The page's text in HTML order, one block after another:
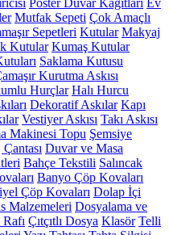
Poster Duvar Kağıtları Ev
Mutfak Sepeti Çok Amaçlı
Sepetleri Kutular Makyaj
Kutular Kumaş Kutular
Saklama Kutusu
Kurutma Askısı
Hurçlar Halı Hurcu
Dekoratif Askılar Kapı
Vestiyer Askısı Takı Askısı
Makinesi Topu Şemsiye
Duvar ve Masa
Bahçe Tekstili Salıncak
Banyo Çöp Kovaları
Çöp Kovaları Dolap İçi
Malzemeleri Dosyalama ve
Çıtçıtlı Dosya Klasör Telli